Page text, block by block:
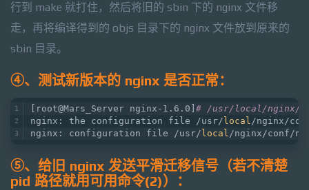
行到 make 就打住，然后将旧的 sbin 下的 nginx 文件移
走，再将编译得到的 objs 目录下的 nginx 文件放到原来的
sbin 目录。
④、测试新版本的 nginx 是否正常：
[root@Mars_Server nginx-1.6.0] # /usr/local/nginx/
nginx: the configuration file /usr/ local/nginx/
nginx: configuration file /usr/ local/nginx/conf/
⑤、给旧 nginx 发送平滑迁移信号（若不清楚
pid 路径就用可用命令(2)）：